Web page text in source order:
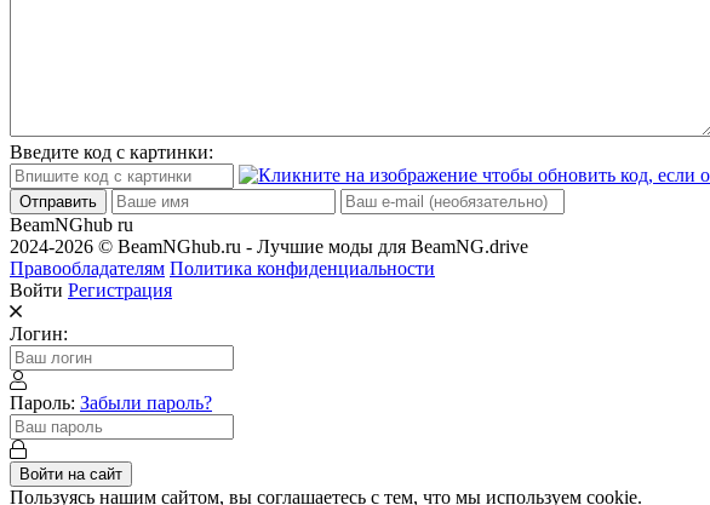
Введите код с картинки:
Отправить
BeamNGhub ru
2024-2026 © BeamNGhub.ru - Лучшие моды для BeamNG.drive
Правообладателям Политика конфиденциальности
Войти Регистрация
Логин:
Пароль: Забыли пароль?
Войти на сайт
Пользуясь нашим сайтом, вы соглашаетесь с тем, что мы используем cookie.